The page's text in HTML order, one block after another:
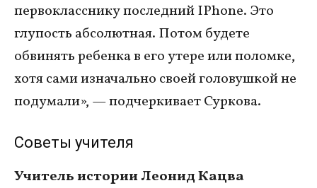
первокласснику последний IPhone. Это
глупость абсолютная. Потом будете
обвинять ребенка в его утере или поломке,
хотя сами изначально своей головушкой не
подумали», — подчеркивает Суркова.
Советы учителя
Учитель истории Леонид Кацва